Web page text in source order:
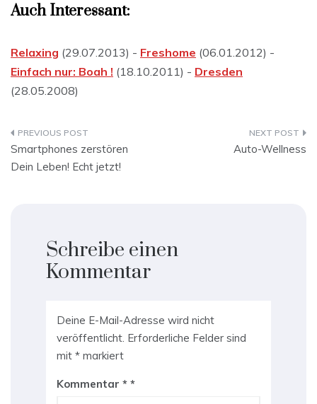
Auch Interessant:
Relaxing (29.07.2013) - Freshome (06.01.2012) -
Einfach nur: Boah ! (18.10.2011) - Dresden
(28.05.2008)
Beitragsnavigation
Smartphones zerstören
Dein Leben! Echt jetzt!
Auto-Wellness
Schreibe einen
Kommentar
Deine E-Mail-Adresse wird nicht
veröffentlicht. Erforderliche Felder sind
mit * markiert
Kommentar *